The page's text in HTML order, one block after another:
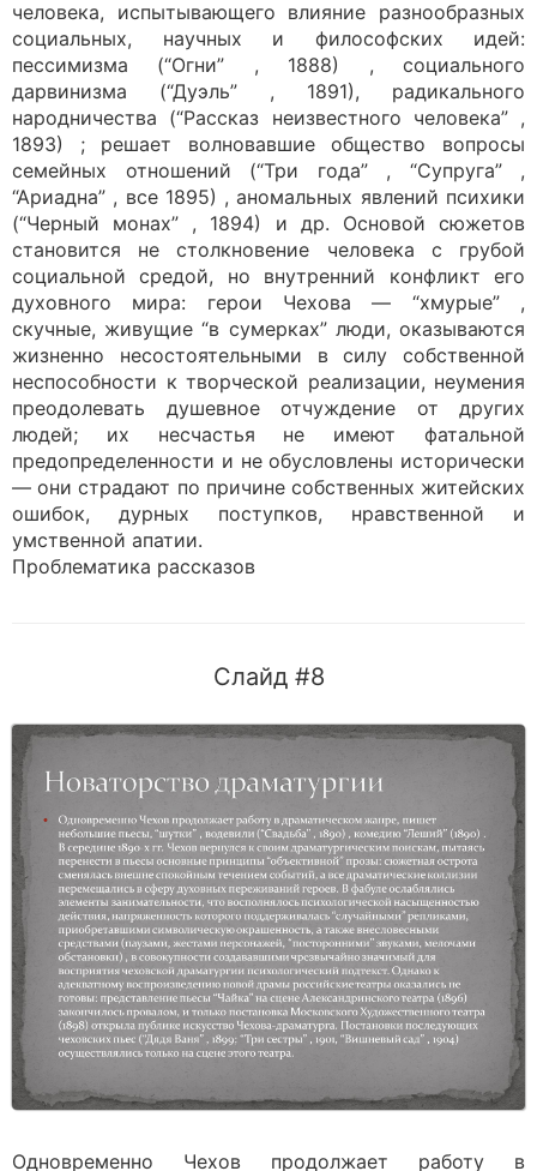
человека, испытывающего влияние разнообразных
социальных, научных и философских идей:
пессимизма (“Огни” , 1888) , социального
дарвинизма (“Дуэль” , 1891), радикального
народничества (“Рассказ неизвестного человека” ,
1893) ; решает волновавшие общество вопросы
семейных отношений (“Три года” , “Супруга” ,
“Ариадна” , все 1895) , аномальных явлений психики
(“Черный монах” , 1894) и др. Основой сюжетов
становится не столкновение человека с грубой
социальной средой, но внутренний конфликт его
духовного мира: герои Чехова — “хмурые” ,
скучные, живущие “в сумерках” люди, оказываются
жизненно несостоятельными в силу собственной
неспособности к творческой реализации, неумения
преодолевать душевное отчуждение от других
людей; их несчастья не имеют фатальной
предопределенности и не обусловлены исторически
— они страдают по причине собственных житейских
ошибок, дурных поступков, нравственной и
умственной апатии.
Проблематика рассказов
Слайд #8
Одновременно Чехов продолжает работу в